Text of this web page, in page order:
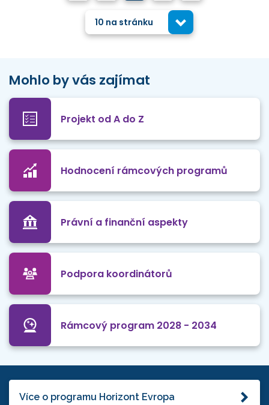
10 na stránku
Mohlo by vás zajímat
Projekt od A do Z
Hodnocení rámcových programů
Právní a finanční aspekty
Podpora koordinátorů
Rámcový program 2028 - 2034
Více o programu Horizont Evropa